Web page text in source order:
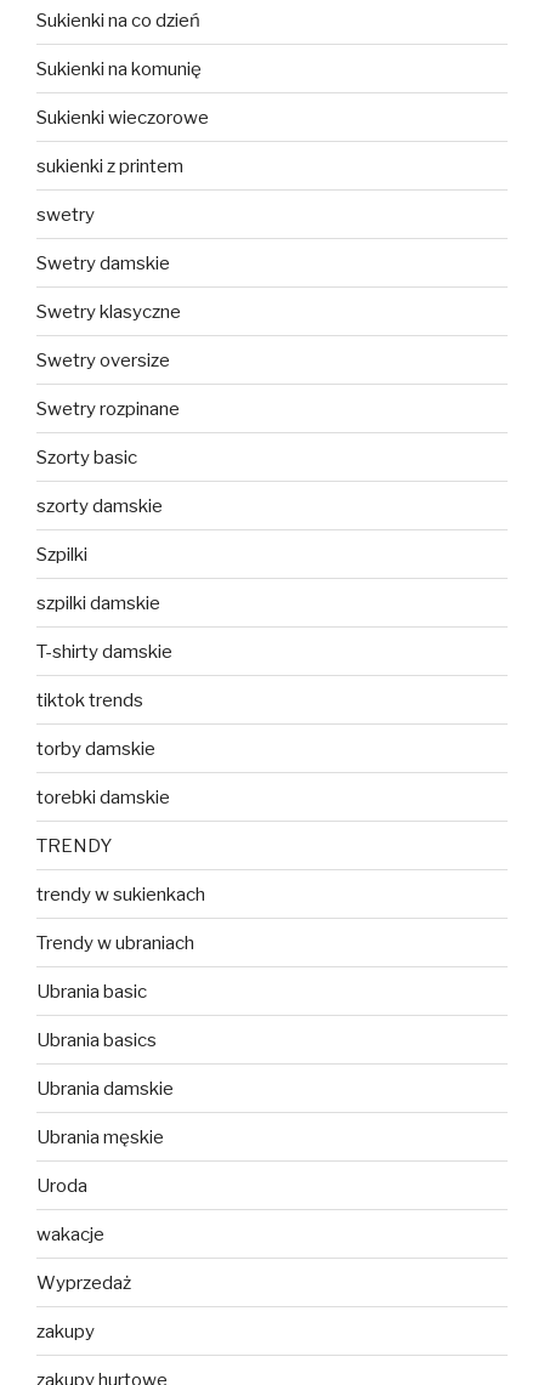
Sukienki na co dzień
Sukienki na komunię
Sukienki wieczorowe
sukienki z printem
swetry
Swetry damskie
Swetry klasyczne
Swetry oversize
Swetry rozpinane
Szorty basic
szorty damskie
Szpilki
szpilki damskie
T-shirty damskie
tiktok trends
torby damskie
torebki damskie
TRENDY
trendy w sukienkach
Trendy w ubraniach
Ubrania basic
Ubrania basics
Ubrania damskie
Ubrania męskie
Uroda
wakacje
Wyprzedaż
zakupy
zakupy hurtowe